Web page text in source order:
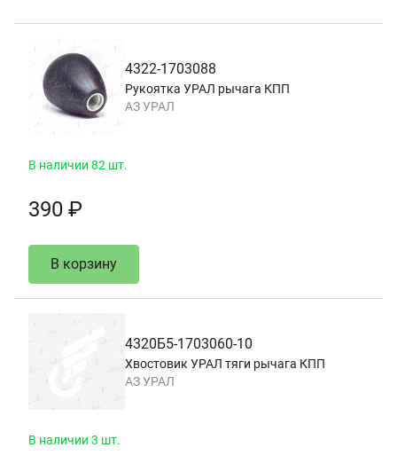
4322-1703088
Рукоятка УРАЛ рычага КПП
АЗ УРАЛ
В наличии 82 шт.
390 ₽
В корзину
4320Б5-1703060-10
Хвостовик УРАЛ тяги рычага КПП
АЗ УРАЛ
В наличии 3 шт.